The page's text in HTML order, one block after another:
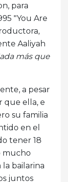
para
"You Are
Aaliyah
más que
a pesar
que ella, e
su familia
en el
tener 18
mucho
la bailarina
juntos